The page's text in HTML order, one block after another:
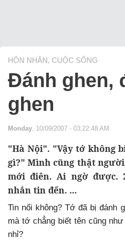
HÔN NHÂN, CUỘC SỐNG
Đánh ghen,
ghen
Monday, 10/09/2007 - 03:22:48 AM
"Hà Nội". "Vậy tớ không
gì?" Mình cũng thật
mới điên. Ai ngờ được.
nhắn tin đến. ...
Tin nổi không? Tớ đã bị đánh
mà tớ chẳng biết tên cũng
nhỉ?